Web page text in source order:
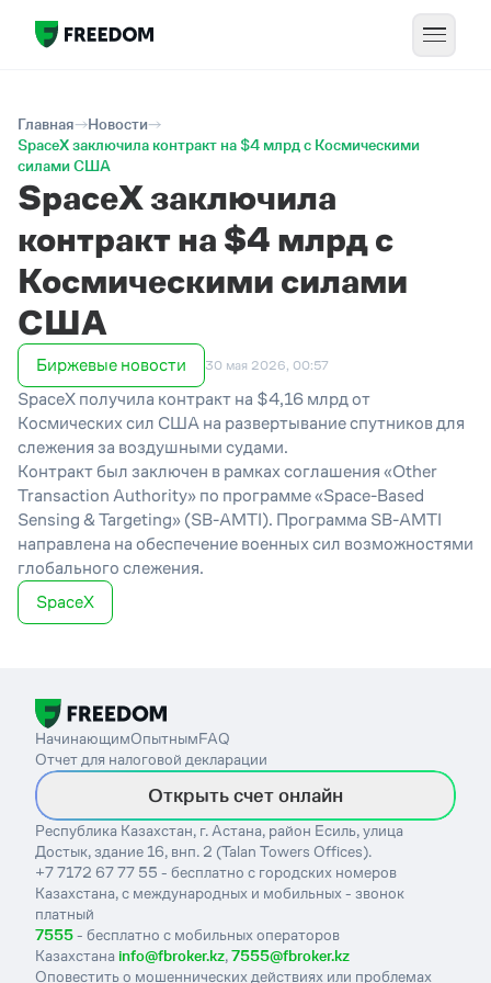
Главная
Новости
SpaceX заключила контракт на $4 млрд с Космическими
силами США
SpaceX заключила
контракт на $4 млрд с
Космическими силами
США
Биржевые новости 30 мая 2026, 00:57
SpaceX получила контракт на $4,16 млрд от
Космических сил США на развертывание спутников для
слежения за воздушными судами.
Контракт был заключен в рамках соглашения «Other
Transaction Authority» по программе «Space-Based
Sensing & Targeting» (SB-AMTI). Программа SB-AMTI
направлена на обеспечение военных сил возможностями
глобального слежения.
SpaceX
НачинающимОпытнымFAQ
Отчет для налоговой декларации
Открыть счет онлайн
Республика Казахстан, г. Астана, район Есиль, улица
Достык, здание 16, внп. 2 (Talan Towers Offices).
+7 7172 67 77 55 - бесплатно с городских номеров
Казахстана, с международных и мобильных - звонок
платный
7555- бесплатно с мобильных операторов
Казахстанаinfo@fbroker.kz,7555@fbroker.kz
Оповестить о мошеннических действиях или проблемах